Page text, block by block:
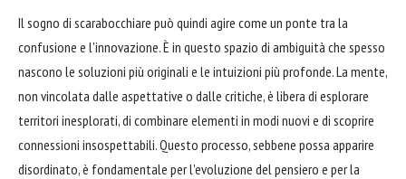
Il sogno di scarabocchiare può quindi agire come un ponte tra la
confusione e l'innovazione. È in questo spazio di ambiguità che spesso
nascono le soluzioni più originali e le intuizioni più profonde. La mente,
non vincolata dalle aspettative o dalle critiche, è libera di esplorare
territori inesplorati, di combinare elementi in modi nuovi e di scoprire
connessioni insospettabili. Questo processo, sebbene possa apparire
disordinato, è fondamentale per l'evoluzione del pensiero e per la